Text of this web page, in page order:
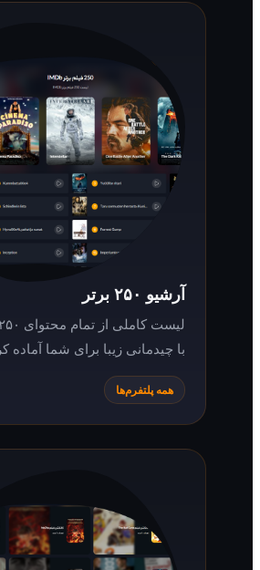
لیست کاملی از تمام محتوای ۲۵۰ برتر
با چیدمانی زیبا برای شما آماده کرده‌ایم.
همه پلتفرم‌ها